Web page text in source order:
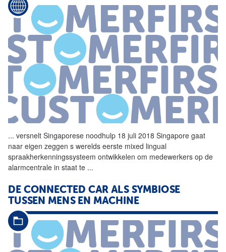
... versnelt Singaporese noodhulp 18 juli 2018 Singapore gaat
naar eigen zeggen s werelds eerste mixed lingual
spraakherkenningssysteem ontwikkelen om medewerkers op de
alarmcentrale in staat te ...
DE CONNECTED CAR ALS SYMBIOSE
TUSSEN MENS EN MACHINE